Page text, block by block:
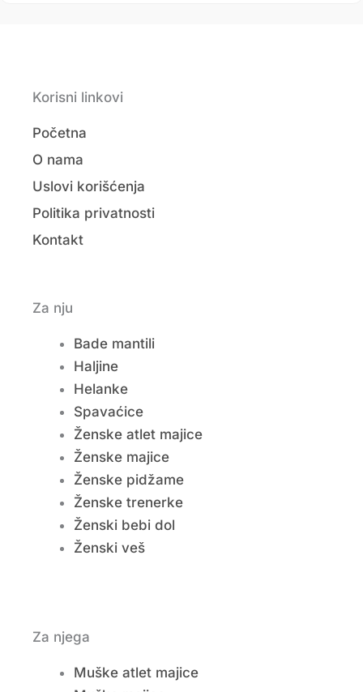
Korisni linkovi
Početna
O nama
Uslovi korišćenja
Politika privatnosti
Kontakt
Za nju
Bade mantili
Haljine
Helanke
Spavaćice
Ženske atlet majice
Ženske majice
Ženske pidžame
Ženske trenerke
Ženski bebi dol
Ženski veš
Za njega
Muške atlet majice